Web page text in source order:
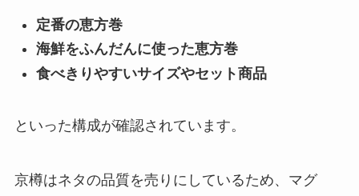
定番の恵方巻
海鮮をふんだんに使った恵方巻
食べきりやすいサイズやセット商品
といった構成が確認されています。
京樽はネタの品質を売りにしているため、マグ